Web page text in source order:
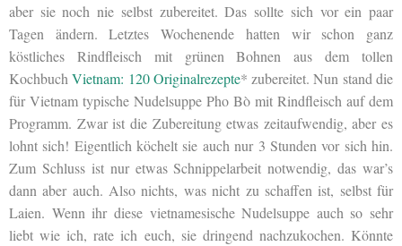
aber sie noch nie selbst zubereitet. Das sollte sich vor ein paar
Tagen ändern. Letztes Wochenende hatten wir schon ganz
köstliches Rindfleisch mit grünen Bohnen aus dem tollen
KochbuchVietnam: 120 Originalrezepte* zubereitet. Nun stand die
für Vietnam typische Nudelsuppe Pho Bò mit Rindfleisch auf dem
Programm. Zwar ist die Zubereitung etwas zeitaufwendig, aber es
lohnt sich! Eigentlich köchelt sie auch nur 3 Stunden vor sich hin.
Zum Schluss ist nur etwas Schnippelarbeit notwendig, das war’s
dann aber auch. Also nichts, was nicht zu schaffen ist, selbst für
Laien. Wenn ihr diese vietnamesische Nudelsuppe auch so sehr
liebt wie ich, rate ich euch, sie dringend nachzukochen. Könnte